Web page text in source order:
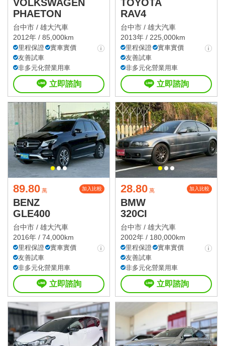
VOLKSWAGEN
PHAETON
台中市 / 雄大汽車
2012年 / 85,000km
里程保證
實車實價
友善試車
非多元化營業用車
立即諮詢
TOYOTA
RAV4
台中市 / 雄大汽車
2013年 / 225,000km
里程保證
實車實價
友善試車
非多元化營業用車
立即諮詢
89.80 萬 加入比較
BENZ
GLE400
台中市 / 雄大汽車
2016年 / 74,000km
里程保證
實車實價
友善試車
非多元化營業用車
立即諮詢
28.80 萬 加入比較
BMW
320CI
台中市 / 雄大汽車
2002年 / 180,000km
里程保證
實車實價
友善試車
非多元化營業用車
立即諮詢